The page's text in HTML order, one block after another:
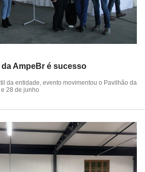
AmpeBr é sucesso
da entidade, evento movimentou o Pavilhão da
28 de junho